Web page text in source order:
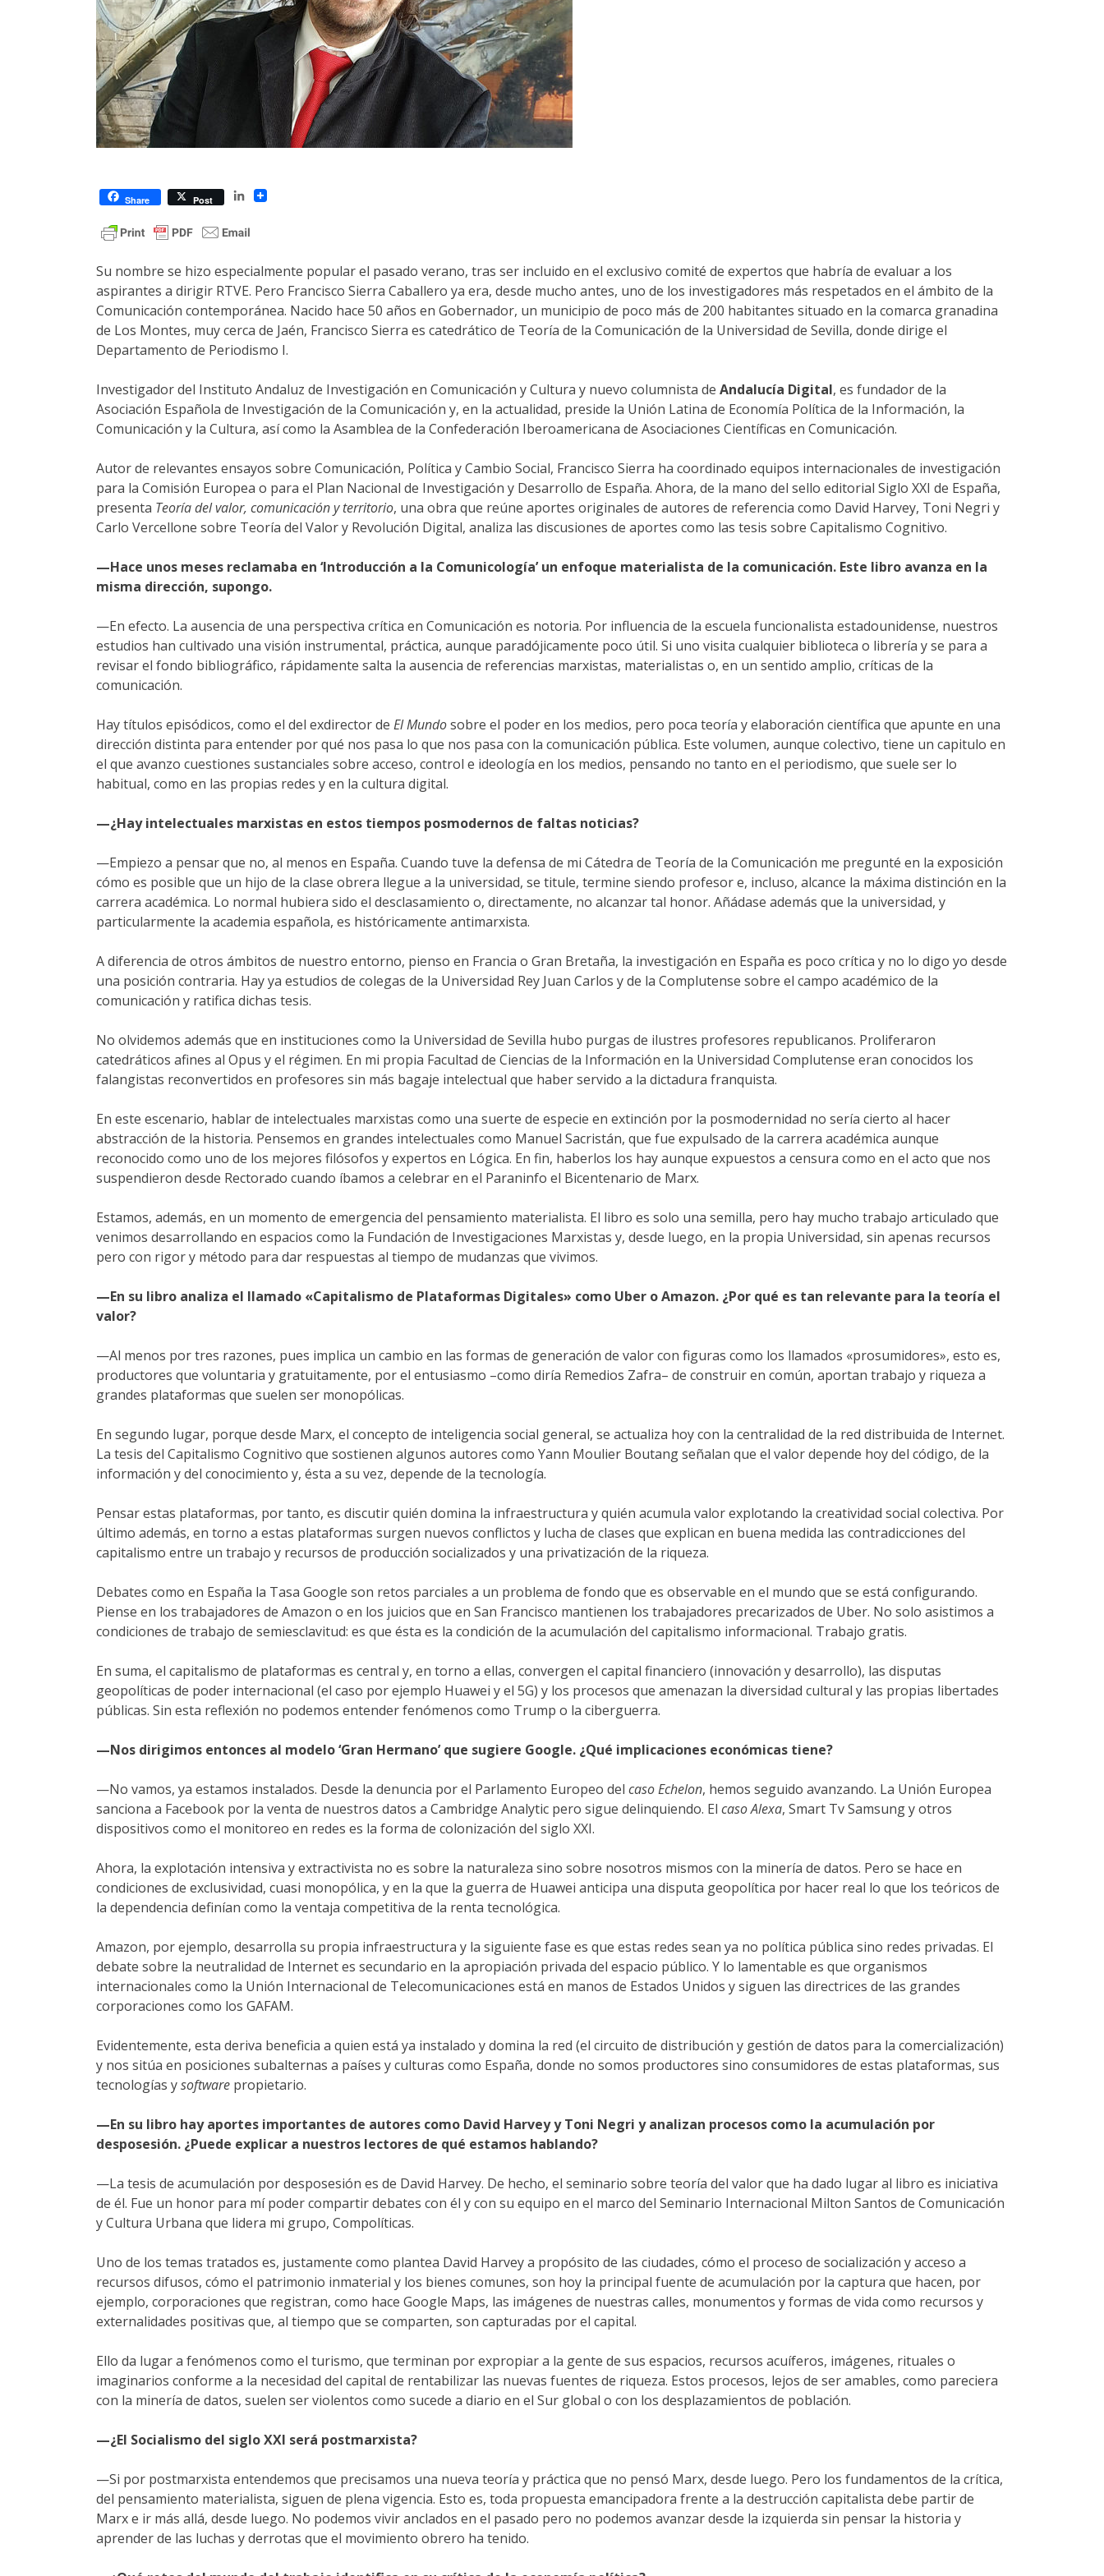
Share Post LinkedIn
Su nombre se hizo especialmente popular el pasado verano, tras ser incluido en el exclusivo comité de expertos que habría de evaluar a los
aspirantes a dirigir RTVE. Pero Francisco Sierra Caballero ya era, desde mucho antes, uno de los investigadores más respetados en el ámbito de la
Comunicación contemporánea. Nacido hace 50 años en Gobernador, un municipio de poco más de 200 habitantes situado en la comarca granadina
de Los Montes, muy cerca de Jaén, Francisco Sierra es catedrático de Teoría de la Comunicación de la Universidad de Sevilla, donde dirige el
Departamento de Periodismo I.
Investigador del Instituto Andaluz de Investigación en Comunicación y Cultura y nuevo columnista de Andalucía Digital, es fundador de la
Asociación Española de Investigación de la Comunicación y, en la actualidad, preside la Unión Latina de Economía Política de la Información, la
Comunicación y la Cultura, así como la Asamblea de la Confederación Iberoamericana de Asociaciones Científicas en Comunicación.
Autor de relevantes ensayos sobre Comunicación, Política y Cambio Social, Francisco Sierra ha coordinado equipos internacionales de investigación
para la Comisión Europea o para el Plan Nacional de Investigación y Desarrollo de España. Ahora, de la mano del sello editorial Siglo XXI de España,
presenta Teoría del valor, comunicación y territorio, una obra que reúne aportes originales de autores de referencia como David Harvey, Toni Negri y
Carlo Vercellone sobre Teoría del Valor y Revolución Digital, analiza las discusiones de aportes como las tesis sobre Capitalismo Cognitivo.
—Hace unos meses reclamaba en ‘Introducción a la Comunicología’ un enfoque materialista de la comunicación. Este libro avanza en la
misma dirección, supongo.
—En efecto. La ausencia de una perspectiva crítica en Comunicación es notoria. Por influencia de la escuela funcionalista estadounidense, nuestros
estudios han cultivado una visión instrumental, práctica, aunque paradójicamente poco útil. Si uno visita cualquier biblioteca o librería y se para a
revisar el fondo bibliográfico, rápidamente salta la ausencia de referencias marxistas, materialistas o, en un sentido amplio, críticas de la
comunicación.
Hay títulos episódicos, como el del exdirector de El Mundosobre el poder en los medios, pero poca teoría y elaboración científica que apunte en una
dirección distinta para entender por qué nos pasa lo que nos pasa con la comunicación pública. Este volumen, aunque colectivo, tiene un capitulo en
el que avanzo cuestiones sustanciales sobre acceso, control e ideología en los medios, pensando no tanto en el periodismo, que suele ser lo
habitual, como en las propias redes y en la cultura digital.
—¿Hay intelectuales marxistas en estos tiempos posmodernos de faltas noticias?
—Empiezo a pensar que no, al menos en España. Cuando tuve la defensa de mi Cátedra de Teoría de la Comunicación me pregunté en la exposición
cómo es posible que un hijo de la clase obrera llegue a la universidad, se titule, termine siendo profesor e, incluso, alcance la máxima distinción en la
carrera académica. Lo normal hubiera sido el desclasamiento o, directamente, no alcanzar tal honor. Añádase además que la universidad, y
particularmente la academia española, es históricamente antimarxista.
A diferencia de otros ámbitos de nuestro entorno, pienso en Francia o Gran Bretaña, la investigación en España es poco crítica y no lo digo yo desde
una posición contraria. Hay ya estudios de colegas de la Universidad Rey Juan Carlos y de la Complutense sobre el campo académico de la
comunicación y ratifica dichas tesis.
No olvidemos además que en instituciones como la Universidad de Sevilla hubo purgas de ilustres profesores republicanos. Proliferaron
catedráticos afines al Opus y el régimen. En mi propia Facultad de Ciencias de la Información en la Universidad Complutense eran conocidos los
falangistas reconvertidos en profesores sin más bagaje intelectual que haber servido a la dictadura franquista.
En este escenario, hablar de intelectuales marxistas como una suerte de especie en extinción por la posmodernidad no sería cierto al hacer
abstracción de la historia. Pensemos en grandes intelectuales como Manuel Sacristán, que fue expulsado de la carrera académica aunque
reconocido como uno de los mejores filósofos y expertos en Lógica. En fin, haberlos los hay aunque expuestos a censura como en el acto que nos
suspendieron desde Rectorado cuando íbamos a celebrar en el Paraninfo el Bicentenario de Marx.
Estamos, además, en un momento de emergencia del pensamiento materialista. El libro es solo una semilla, pero hay mucho trabajo articulado que
venimos desarrollando en espacios como la Fundación de Investigaciones Marxistas y, desde luego, en la propia Universidad, sin apenas recursos
pero con rigor y método para dar respuestas al tiempo de mudanzas que vivimos.
—En su libro analiza el llamado «Capitalismo de Plataformas Digitales» como Uber o Amazon. ¿Por qué es tan relevante para la teoría el
valor?
—Al menos por tres razones, pues implica un cambio en las formas de generación de valor con figuras como los llamados «prosumidores», esto es,
productores que voluntaria y gratuitamente, por el entusiasmo –como diría Remedios Zafra– de construir en común, aportan trabajo y riqueza a
grandes plataformas que suelen ser monopólicas.
En segundo lugar, porque desde Marx, el concepto de inteligencia social general, se actualiza hoy con la centralidad de la red distribuida de Internet.
La tesis del Capitalismo Cognitivo que sostienen algunos autores como Yann Moulier Boutang señalan que el valor depende hoy del código, de la
información y del conocimiento y, ésta a su vez, depende de la tecnología.
Pensar estas plataformas, por tanto, es discutir quién domina la infraestructura y quién acumula valor explotando la creatividad social colectiva. Por
último además, en torno a estas plataformas surgen nuevos conflictos y lucha de clases que explican en buena medida las contradicciones del
capitalismo entre un trabajo y recursos de producción socializados y una privatización de la riqueza.
Debates como en España la Tasa Google son retos parciales a un problema de fondo que es observable en el mundo que se está configurando.
Piense en los trabajadores de Amazon o en los juicios que en San Francisco mantienen los trabajadores precarizados de Uber. No solo asistimos a
condiciones de trabajo de semiesclavitud: es que ésta es la condición de la acumulación del capitalismo informacional. Trabajo gratis.
En suma, el capitalismo de plataformas es central y, en torno a ellas, convergen el capital financiero (innovación y desarrollo), las disputas
geopolíticas de poder internacional (el caso por ejemplo Huawei y el 5G) y los procesos que amenazan la diversidad cultural y las propias libertades
públicas. Sin esta reflexión no podemos entender fenómenos como Trump o la ciberguerra.
—Nos dirigimos entonces al modelo ‘Gran Hermano’ que sugiere Google. ¿Qué implicaciones económicas tiene?
—No vamos, ya estamos instalados. Desde la denuncia por el Parlamento Europeo del caso Echelon, hemos seguido avanzando. La Unión Europea
sanciona a Facebook por la venta de nuestros datos a Cambridge Analytic pero sigue delinquiendo. El caso Alexa, Smart Tv Samsung y otros
dispositivos como el monitoreo en redes es la forma de colonización del siglo XXI.
Ahora, la explotación intensiva y extractivista no es sobre la naturaleza sino sobre nosotros mismos con la minería de datos. Pero se hace en
condiciones de exclusividad, cuasi monopólica, y en la que la guerra de Huawei anticipa una disputa geopolítica por hacer real lo que los teóricos de
la dependencia definían como la ventaja competitiva de la renta tecnológica.
Amazon, por ejemplo, desarrolla su propia infraestructura y la siguiente fase es que estas redes sean ya no política pública sino redes privadas. El
debate sobre la neutralidad de Internet es secundario en la apropiación privada del espacio público. Y lo lamentable es que organismos
internacionales como la Unión Internacional de Telecomunicaciones está en manos de Estados Unidos y siguen las directrices de las grandes
corporaciones como los GAFAM.
Evidentemente, esta deriva beneficia a quien está ya instalado y domina la red (el circuito de distribución y gestión de datos para la comercialización)
y nos sitúa en posiciones subalternas a países y culturas como España, donde no somos productores sino consumidores de estas plataformas, sus
tecnologías ysoftware propietario.
—En su libro hay aportes importantes de autores como David Harvey y Toni Negri y analizan procesos como la acumulación por
desposesión. ¿Puede explicar a nuestros lectores de qué estamos hablando?
—La tesis de acumulación por desposesión es de David Harvey. De hecho, el seminario sobre teoría del valor que ha dado lugar al libro es iniciativa
de él. Fue un honor para mí poder compartir debates con él y con su equipo en el marco del Seminario Internacional Milton Santos de Comunicación
y Cultura Urbana que lidera mi grupo, Compolíticas.
Uno de los temas tratados es, justamente como plantea David Harvey a propósito de las ciudades, cómo el proceso de socialización y acceso a
recursos difusos, cómo el patrimonio inmaterial y los bienes comunes, son hoy la principal fuente de acumulación por la captura que hacen, por
ejemplo, corporaciones que registran, como hace Google Maps, las imágenes de nuestras calles, monumentos y formas de vida como recursos y
externalidades positivas que, al tiempo que se comparten, son capturadas por el capital.
Ello da lugar a fenómenos como el turismo, que terminan por expropiar a la gente de sus espacios, recursos acuíferos, imágenes, rituales o
imaginarios conforme a la necesidad del capital de rentabilizar las nuevas fuentes de riqueza. Estos procesos, lejos de ser amables, como pareciera
con la minería de datos, suelen ser violentos como sucede a diario en el Sur global o con los desplazamientos de población.
—¿El Socialismo del siglo XXI será postmarxista?
—Si por postmarxista entendemos que precisamos una nueva teoría y práctica que no pensó Marx, desde luego. Pero los fundamentos de la crítica,
del pensamiento materialista, siguen de plena vigencia. Esto es, toda propuesta emancipadora frente a la destrucción capitalista debe partir de
Marx e ir más allá, desde luego. No podemos vivir anclados en el pasado pero no podemos avanzar desde la izquierda sin pensar la historia y
aprender de las luchas y derrotas que el movimiento obrero ha tenido.